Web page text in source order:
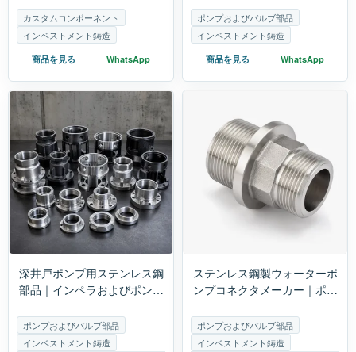
カスタムコンポーネント
インベストメント鋳造
商品を見る WhatsApp
ー
ポンプおよびバルブ部品
インベストメント鋳造
商品を見る WhatsApp
深井戸ポンプ用ステンレス鋼
部品｜インペラおよびポンプ
工
ポンプおよびバルブ部品
インベストメント鋳造
ステンレス鋼製ウォーターポ
ンプコネクタメーカー｜ポン
鋳造
ポンプおよびバルブ部品
インベストメント鋳造